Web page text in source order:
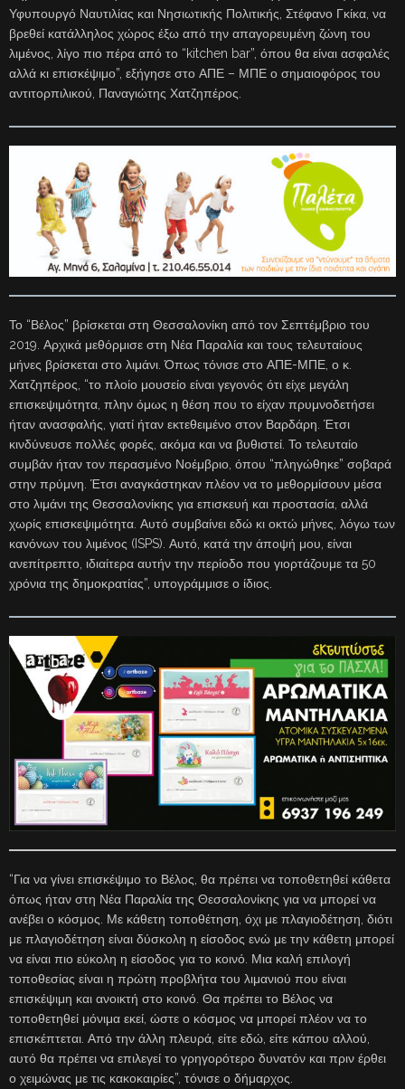
Υφυπουργό Ναυτιλίας και Νησιωτικής Πολιτικής, Στέφανο Γκίκα, να
βρεθεί κατάλληλος χώρος έξω από την απαγορευμένη ζώνη του
λιμένος, λίγο πιο πέρα από το “kitchen bar”, όπου θα είναι ασφαλές
αλλά κι επισκέψιμο”, εξήγησε στο ΑΠΕ – ΜΠΕ ο σημαιοφόρος του
αντιτορπιλικού, Παναγιώτης Χατζηπέρος.
Το “Βέλος” βρίσκεται στη Θεσσαλονίκη από τον Σεπτέμβριο του
2019. Αρχικά μεθόρμισε στη Νέα Παραλία και τους τελευταίους
μήνες βρίσκεται στο λιμάνι. Όπως τόνισε στο ΑΠΕ-ΜΠΕ, ο κ.
Χατζηπέρος, “το πλοίο μουσείο είναι γεγονός ότι είχε μεγάλη
επισκεψιμότητα, πλην όμως η θέση που το είχαν πρυμνοδετήσει
ήταν ανασφαλής, γιατί ήταν εκτεθειμένο στον Βαρδάρη. Έτσι
κινδύνευσε πολλές φορές, ακόμα και να βυθιστεί. Το τελευταίο
συμβάν ήταν τον περασμένο Νοέμβριο, όπου “πληγώθηκε” σοβαρά
στην πρύμνη. Έτσι αναγκάστηκαν πλέον να το μεθορμίσουν μέσα
στο λιμάνι της Θεσσαλονίκης για επισκευή και προστασία, αλλά
χωρίς επισκεψιμότητα. Αυτό συμβαίνει εδώ κι οκτώ μήνες, λόγω των
κανόνων του λιμένος (ISPS). Αυτό, κατά την άποψή μου, είναι
ανεπίτρεπτο, ιδιαίτερα αυτήν την περίοδο που γιορτάζουμε τα 50
χρόνια της δημοκρατίας”, υπογράμμισε ο ίδιος.
“Για να γίνει επισκέψιμο το Βέλος, θα πρέπει να τοποθετηθεί κάθετα
όπως ήταν στη Νέα Παραλία της Θεσσαλονίκης για να μπορεί να
ανέβει ο κόσμος. Με κάθετη τοποθέτηση, όχι με πλαγιοδέτηση, διότι
με πλαγιοδέτηση είναι δύσκολη η είσοδος ενώ με την κάθετη μπορεί
να είναι πιο εύκολη η είσοδος για το κοινό. Μια καλή επιλογή
τοποθεσίας είναι η πρώτη προβλήτα του λιμανιού που είναι
επισκέψιμη και ανοικτή στο κοινό. Θα πρέπει το Βέλος να
τοποθετηθεί μόνιμα εκεί, ώστε ο κόσμος να μπορεί πλέον να το
επισκέπτεται. Από την άλλη πλευρά, είτε εδώ, είτε κάπου αλλού,
αυτό θα πρέπει να επιλεγεί το γρηγορότερο δυνατόν και πριν έρθει
ο χειμώνας με τις κακοκαιρίες”, τόνισε ο δήμαρχος.